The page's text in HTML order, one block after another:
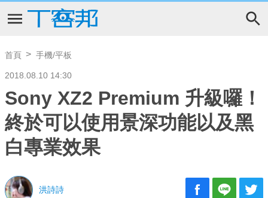
首頁 手機/平板
2018.08.10 14:30
Sony XZ2 Premium 升級囉！
終於可以使用景深功能以及黑
白專業效果
洪詩詩